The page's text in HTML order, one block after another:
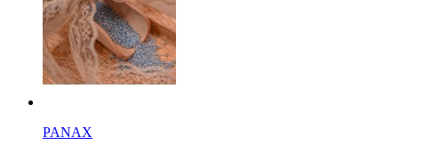
PANAX